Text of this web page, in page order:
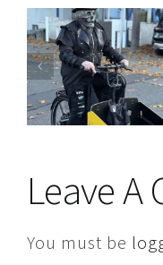
Mit
Leave
You must be